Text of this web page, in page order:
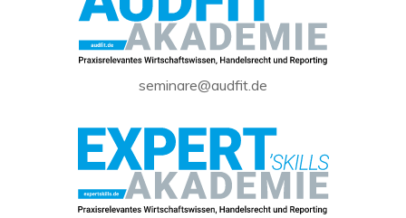
seminare@audfit.de